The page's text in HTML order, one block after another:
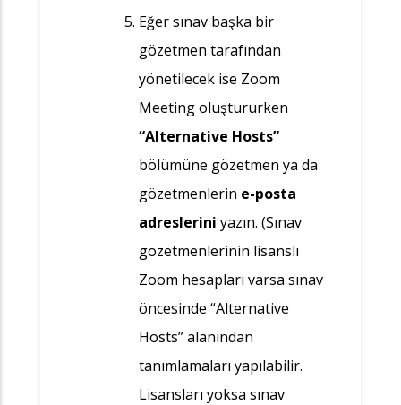
Eğer sınav başka bir
gözetmen tarafından
yönetilecek ise Zoom
Meeting oluştururken
“Alternative Hosts”
bölümüne gözetmen ya da
gözetmenlerin e-posta
adreslerini yazın. (Sınav
gözetmenlerinin lisanslı
Zoom hesapları varsa sınav
öncesinde “Alternative
Hosts” alanından
tanımlamaları yapılabilir.
Lisansları yoksa sınav